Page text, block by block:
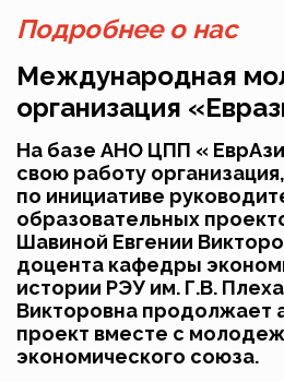
Подробнее о нас
Международная
организация
На базе АНО ЦПП «
свою работу
по инициативе
образовательных
Шавиной Евгении
доцента кафедры
истории РЭУ им. Г.В.
Викторовна продолжает
проект вместе с
экономического союза.